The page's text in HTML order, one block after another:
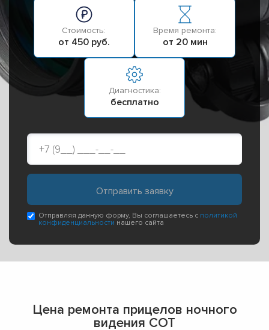
Стоимость:
от 450 руб.
Время ремонта:
от 20 мин
Диагностика:
бесплатно
Отправляя данную форму, Вы соглашаетесь с политикой
конфиденциальности нашего сайта
Цена ремонта прицелов ночного
видения СОТ